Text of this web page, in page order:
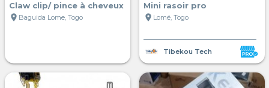
Claw clip/ pince à cheveux
location_on Baguida Lome, Togo
Mini rasoir pro
location_on Lomé, Togo
Tibekou Tech